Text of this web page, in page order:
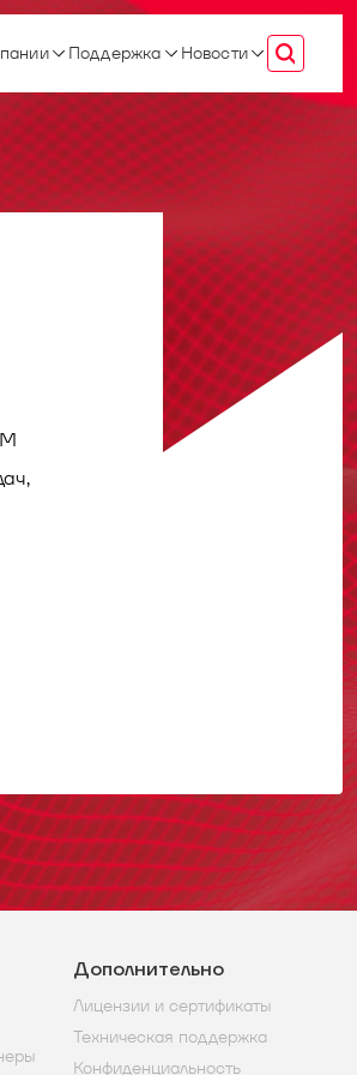
Поддержка Новости
Дополнительно
Лицензии и сертификаты
Техническая поддержка
Конфиденциальность